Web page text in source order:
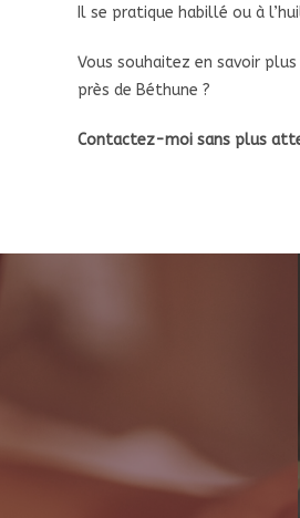
Il se pratique habillé ou à
Vous souhaitez en savoir
près de Béthune ?
Contactez-moi sans plus